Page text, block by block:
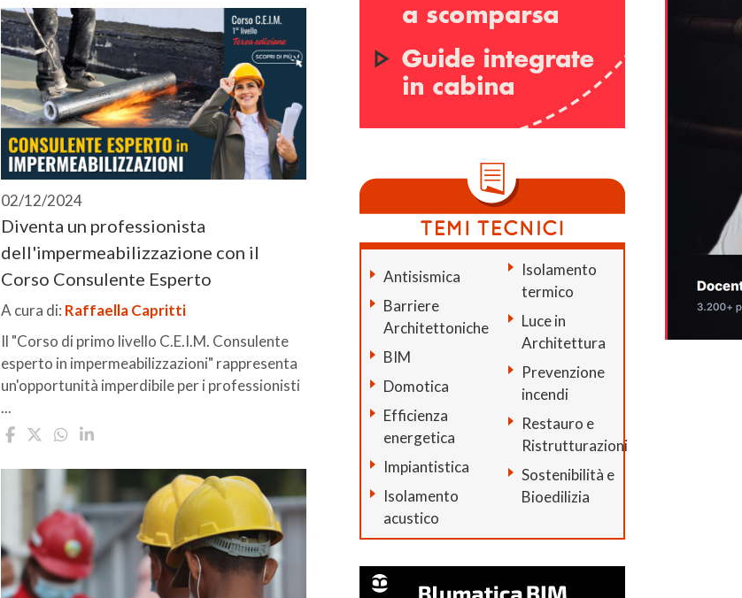
02/12/2024
Diventa un professionista
dell'impermeabilizzazione con il
Corso Consulente Esperto
A cura di: Raffaella Capritti
Il "Corso di primo livello C.E.I.M. Consulente
esperto in impermeabilizzazioni" rappresenta
un'opportunità imperdibile per i professionisti
...
Antisismica
Barriere
Architettoniche
BIM
Domotica
Efficienza
energetica
Impiantistica
Isolamento
acustico
Isolamento
termico
Luce in
Architettura
Prevenzione
incendi
Restauro e
Ristrutturazioni
Sostenibilità e
Bioedilizia